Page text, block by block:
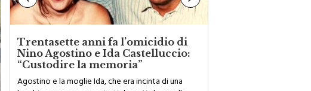
Trentasette anni fa l’omicidio di
Nino Agostino e Ida Castelluccio:
“Custodire la memoria”